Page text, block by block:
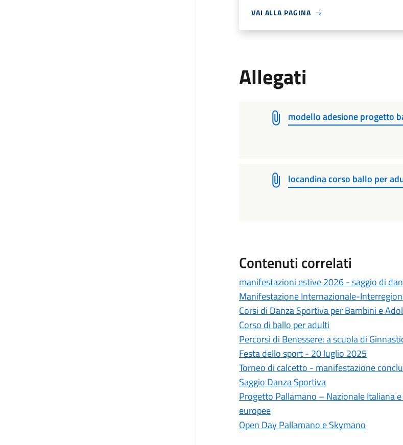
VAI ALLA PAGINA
Allegati
modello adesione progetto
locandina corso ballo per
Contenuti correlati
manifestazioni estive 2026 - saggio di
Manifestazione Internazionale-
Corsi di Danza Sportiva per Bambini e
Corso di ballo per adulti
Percorsi di Benessere: a scuola di
Festa dello sport - 20 luglio 2025
Torneo di calcetto - manifestazione
Saggio Danza Sportiva
Progetto Pallamano – Nazionale Italiana
europee
Open Day Pallamano e Skymano